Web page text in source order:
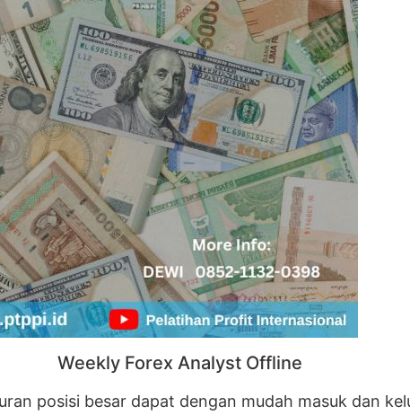
Weekly Forex Analyst Offline
posisi besar dapat dengan mudah masuk dan